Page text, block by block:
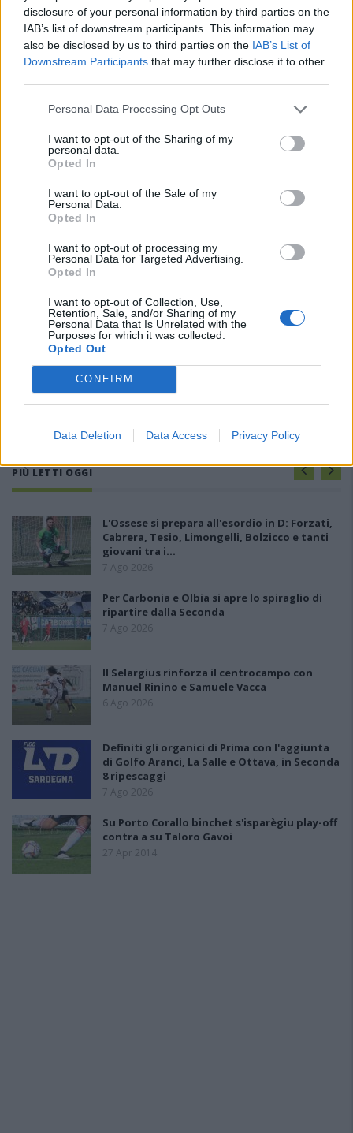
disclosure of your personal information by third parties on the
IAB’s list of downstream participants. This information may
also be disclosed by us to third parties on the IAB’s List of
Downstream Participants that may further disclose it to other
Personal Data Processing Opt Outs
I want to opt-out of the Sharing of my
personal data.
Opted In
I want to opt-out of the Sale of my
Personal Data.
Opted In
I want to opt-out of processing my
Personal Data for Targeted Advertising.
Opted In
I want to opt-out of Collection, Use,
Retention, Sale, and/or Sharing of my
Personal Data that Is Unrelated with the
Purposes for which it was collected.
Opted Out
CONFIRM
Data Deletion Data Access Privacy Policy
PIÙ LETTI OGGI
L'Ossese si prepara all'esordio in D: Forzati,
Cabrera, Tesio, Limongelli, Bolzicco e tanti
giovani tra i…
7 Ago 2026
Per Carbonia e Olbia si apre lo spiraglio di
ripartire dalla Seconda
7 Ago 2026
Il Selargius rinforza il centrocampo con
Manuel Rinino e Samuele Vacca
6 Ago 2026
Definiti gli organici di Prima con l'aggiunta
di Golfo Aranci, La Salle e Ottava, in Seconda
8 ripescaggi
7 Ago 2026
Su Porto Corallo binchet s'isparègiu play-off
contra a su Taloro Gavoi
27 Apr 2014